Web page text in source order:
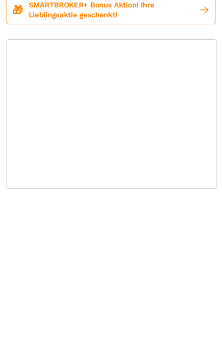
🎁
SMARTBROKER+ Bonus Aktion! Ihre
Lieblingsaktie geschenkt!